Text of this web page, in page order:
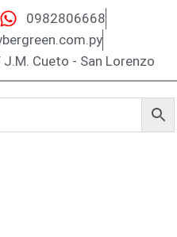
0982806668
Cueto - San Lorenzo